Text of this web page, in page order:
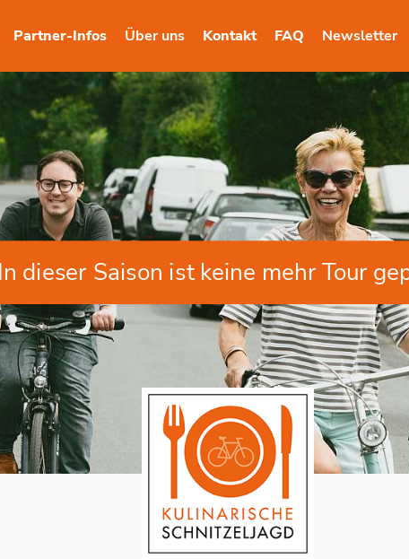
Partner-Infos Über uns Kontakt FAQ Newsletter
In dieser Saison ist keine mehr Tour